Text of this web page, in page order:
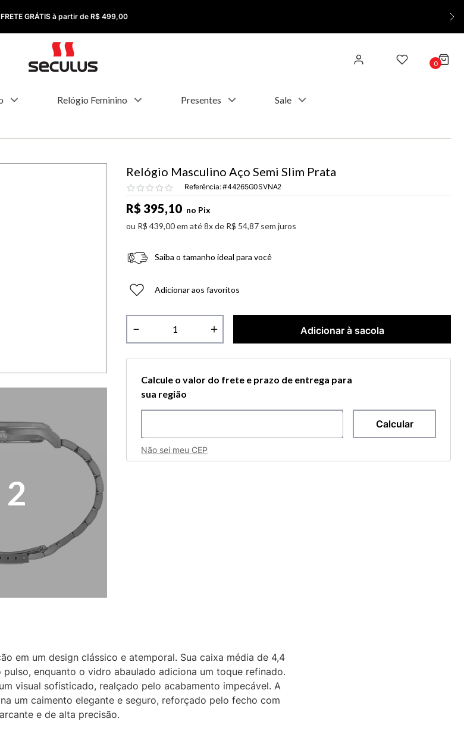
FRETE GRÁTIS à partir de R$ 499,00
0
Relógio Feminino Presentes Sale
2
Relógio Masculino Aço Semi Slim Prata
Referência: 44265G0SVNA2
R$ 395,10 no Pix
ou R$ 439,00em até8x de R$ 54,87 sem juros
Saiba o tamanho ideal para você
Adicionar aos favoritos
＋
－ Adicionar à sacola
Calcule o valor do frete e prazo de entrega para
sua região
Não sei meu CEP
em um design clássico e atemporal. Sua caixa média de 4,4
enquanto o vidro abaulado adiciona um toque refinado.
visual sofisticado, realçado pelo acabamento impecável. A
um caimento elegante e seguro, reforçado pelo fecho com
e de alta precisão.